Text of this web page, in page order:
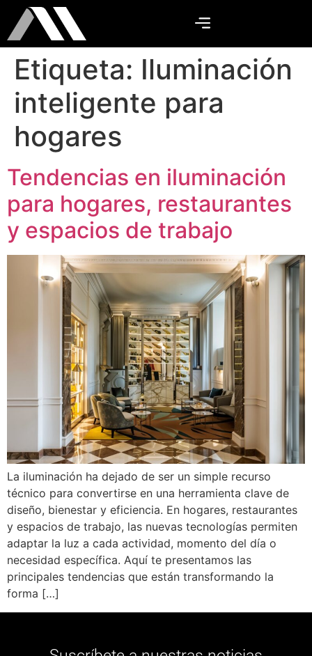
Etiqueta: Iluminación
inteligente para
hogares
Tendencias en iluminación
para hogares, restaurantes
y espacios de trabajo
La iluminación ha dejado de ser un simple recurso
técnico para convertirse en una herramienta clave de
diseño, bienestar y eficiencia. En hogares, restaurantes
y espacios de trabajo, las nuevas tecnologías permiten
adaptar la luz a cada actividad, momento del día o
necesidad específica. Aquí te presentamos las
principales tendencias que están transformando la
forma […]